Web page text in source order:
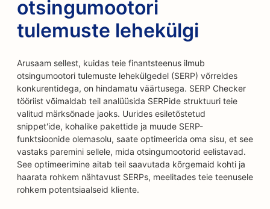
otsingumootori
tulemuste lehekülgi
Arusaam sellest, kuidas teie finantsteenus ilmub
otsingumootori tulemuste lehekülgedel (SERP) võrreldes
konkurentidega, on hindamatu väärtusega. SERP Checker
tööriist võimaldab teil analüüsida SERPide struktuuri teie
valitud märksõnade jaoks. Uurides esiletõstetud
snippet'ide, kohalike pakettide ja muude SERP-
funktsioonide olemasolu, saate optimeerida oma sisu, et see
vastaks paremini sellele, mida otsingumootorid eelistavad.
See optimeerimine aitab teil saavutada kõrgemaid kohti ja
haarata rohkem nähtavust SERPs, meelitades teie teenusele
rohkem potentsiaalseid kliente.